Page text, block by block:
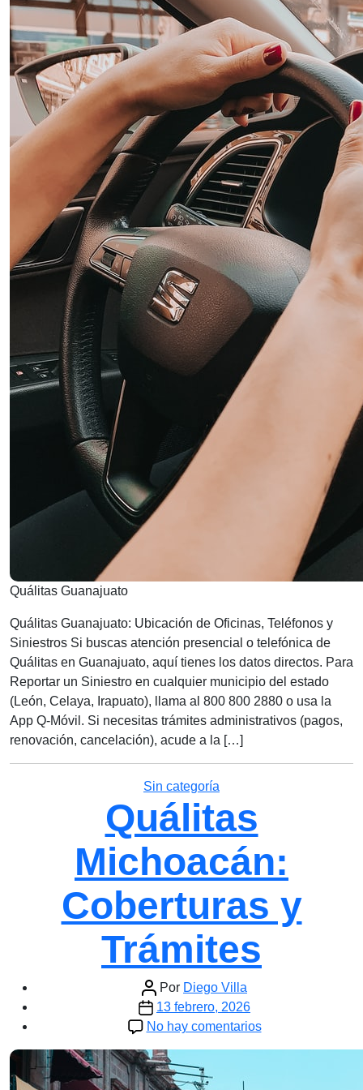
Quálitas Guanajuato
Quálitas Guanajuato: Ubicación de Oficinas, Teléfonos y
Siniestros Si buscas atención presencial o telefónica de
Quálitas en Guanajuato, aquí tienes los datos directos. Para
Reportar un Siniestro en cualquier municipio del estado
(León, Celaya, Irapuato), llama al 800 800 2880 o usa la
App Q-Móvil. Si necesitas trámites administrativos (pagos,
renovación, cancelación), acude a la […]
Categorías
Sin categoría
Quálitas
Michoacán:
Coberturas y
Trámites
Autor
de
la
Por Diego Villa
Fecha
de
entrada
13 febrero, 2026
No hay comentariosen